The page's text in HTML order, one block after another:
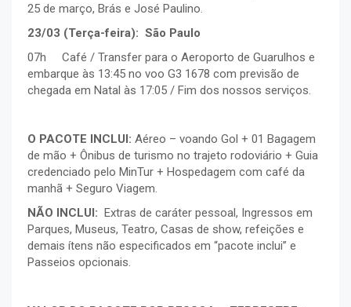
25 de março, Brás e José Paulino.
23/03 (Terça-feira): São Paulo
07h Café / Transfer para o Aeroporto de Guarulhos e
embarque às 13:45 no voo G3 1678 com previsão de
chegada em Natal às 17:05 / Fim dos nossos serviços.
O PACOTE INCLUI: Aéreo – voando Gol + 01 Bagagem
de mão + Ônibus de turismo no trajeto rodoviário + Guia
credenciado pelo MinTur + Hospedagem com café da
manhã + Seguro Viagem.
NÃO INCLUI: Extras de caráter pessoal, Ingressos em
Parques, Museus, Teatro, Casas de show, refeições e
demais ítens não especificados em “pacote inclui” e
Passeios opcionais.